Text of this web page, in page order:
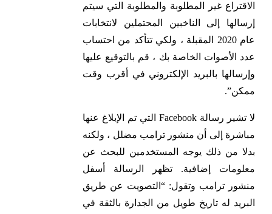
الاقتراع غير المطلوبة والمطلوبة التي سيتم
إرسالها إلى الناخبين المحتملين لانتخابات
عام 2020 المقبلة ، ولكي تتأكد من احتساب
عدد الأصوات الخاصة بك ، قم بالتوقيع عليها
وإرسالها بالبريد الإلكتروني في أقرب وقت
ممكن”.
لا تشير رسالة Facebook التي تم الإبلاغ عنها
مباشرة إلى أن منشور ترامب مضلل ، ولكنه
بدلا من ذلك يوجه المستخدمين للبحث عن
معلومات إضافية. تظهر الرسالة أسفل
منشور ترامب وتقول: “التصويت عن طريق
البريد له تاريخ طويل من الجدارة بالثقة في